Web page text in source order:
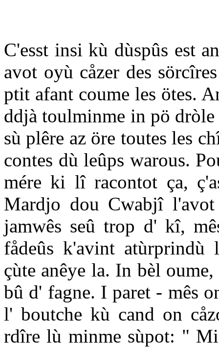
C'esst insi kù dùspûs est
avot oyù cåzer des
ptit afant coume les ötes.
ddjà toulminme in pö
sù plêre az öre toutes les
contes dù leûps warous.
mére ki lî racontot ça,
Mardjo dou Cwabjî
jamwês seû trop d' kî,
fådeûs k'avint
çùte anêye la. In bèl
bû d' fagne. I paret - mês
l' boutche kù cand on
rdîre lù minme sùpot: "